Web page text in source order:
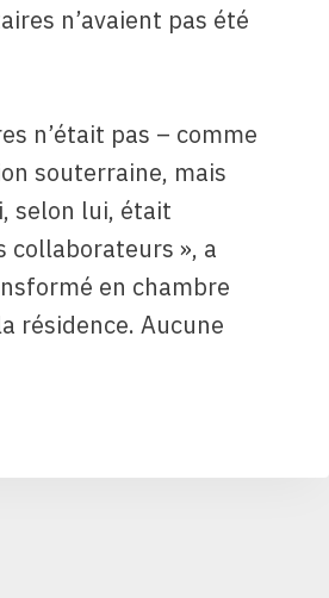
n’avaient pas été
n’était pas – comme
souterraine, mais
selon lui, était
collaborateurs », a
en chambre
résidence. Aucune